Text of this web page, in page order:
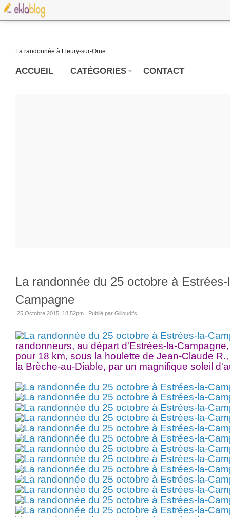
La randonnée à Fleury-sur-Orne
ACCUEIL CATÉGORIES CONTACT
La randonnée du 25 octobre à Estrées-
Campagne
25 Octobre 2015, 18:52pm | Publié par Gilloudifs
randonneurs, au départ d'Estrées-la-
pour 18 km, sous la houlette de Jean-Claude
la Brèche-au-Diable, par un magnifique soleil